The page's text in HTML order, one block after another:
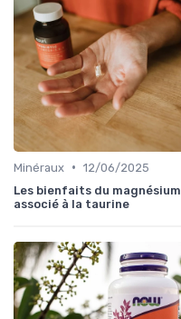
Minéraux • 12/06/2025
Les bienfaits du magnésium
associé à la taurine